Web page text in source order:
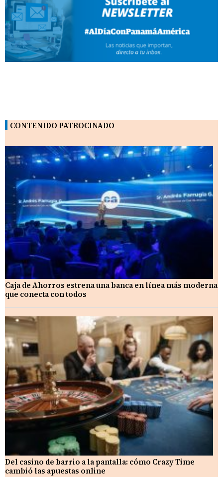
CONTENIDO PATROCINADO
Caja de Ahorros estrena una banca en línea más moderna
que conecta con todos
Del casino de barrio a la pantalla: cómo Crazy Time
cambió las apuestas online